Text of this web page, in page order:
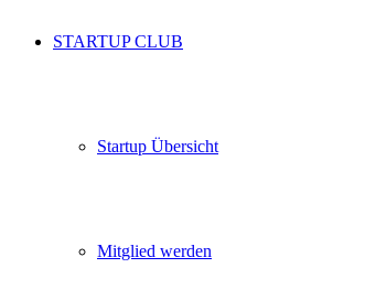
STARTUP CLUB
Startup Übersicht
Mitglied werden